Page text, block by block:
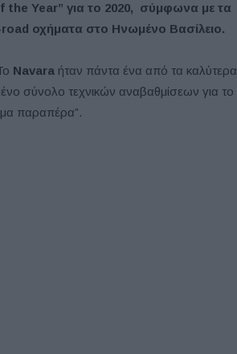
the Year” για το 2020, σύμφωνα με τα
οχήματα στο Ηνωμένο Βασίλειο.
Navara ήταν πάντα ένα από τα καλύτερα
σύνολο τεχνικών αναβαθμίσεων για το
παραπέρα”.